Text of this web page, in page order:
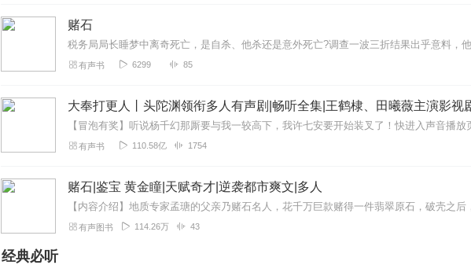
赌石
有声书 6299 85
大奉打更人丨头陀渊领衔多人有声剧|畅听全集|王鹤棣、田曦薇主演影视
有声书 110.58亿 1754
赌石|鉴宝 黄金瞳|天赋奇才|逆袭都市爽文|多人
有声图书 114.26万 43
经典必听